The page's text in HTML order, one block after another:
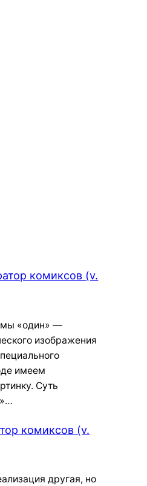
комиксов (v.
«один» —
изображения
имеем
Суть
комиксов (v.
другая, но